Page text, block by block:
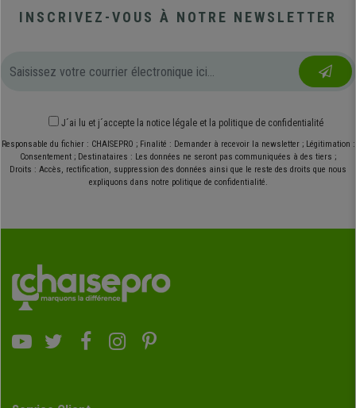
INSCRIVEZ-VOUS À NOTRE NEWSLETTER
J´ai lu et j´accepte la notice légale et la politique de confidentialité
Responsable du fichier : CHAISEPRO ; Finalité : Demander à recevoir la newsletter ; Légitimation :
Consentement ; Destinataires : Les données ne seront pas communiquées à des tiers ;
Droits : Accès, rectification, suppression des données ainsi que le reste des droits que nous
expliquons dans notre politique de confidentialité.